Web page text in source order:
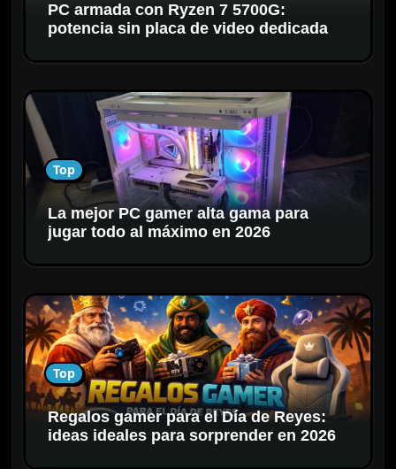
PC armada con Ryzen 7 5700G:
potencia sin placa de video dedicada
Top
La mejor PC gamer alta gama para
jugar todo al máximo en 2026
Top
Regalos gamer para el Día de Reyes:
ideas ideales para sorprender en 2026